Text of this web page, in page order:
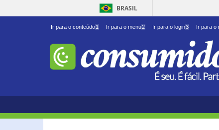
BRASIL
Ir para o conteúdo1 Ir para o menu2 Ir para o login3 Ir para o